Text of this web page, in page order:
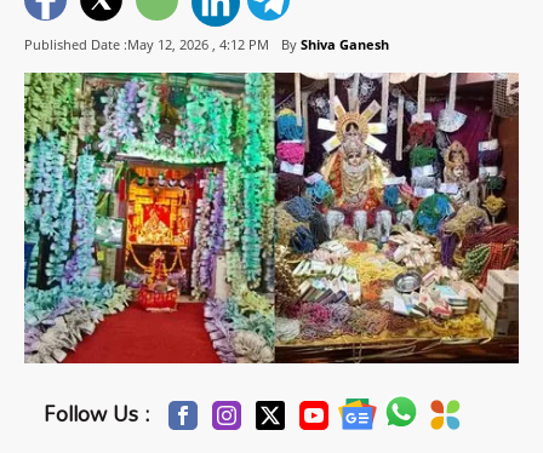
Published Date :May 12, 2026 , 4:12 PM By Shiva Ganesh
Follow Us :